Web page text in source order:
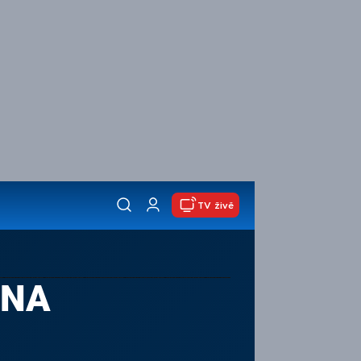
TV živě